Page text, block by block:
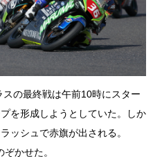
の最終戦は午前10時にスター
を形成しようとしていた。しか
ッシュで赤旗が出される。
かせた。